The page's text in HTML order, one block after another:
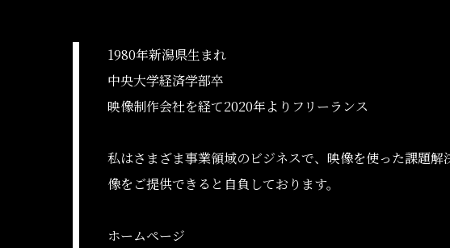
1980年新潟県生まれ
中央大学経済学部卒
映像制作会社を経て2020年よりフリーランス
私はさまざま事業領域のビジネスで、映像を使った課題
像をご提供できると自負しております。
ホームページ